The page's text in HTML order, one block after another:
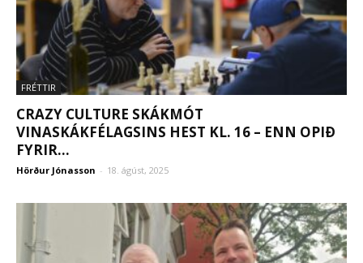
FRÉTTIR
CRAZY CULTURE SKÁKMÓT
VINASKÁKFÉLAGSINS HEST KL. 16 – ENN OPIÐ
FYRIR...
Hörður Jónasson - 18. ágúst, 2025